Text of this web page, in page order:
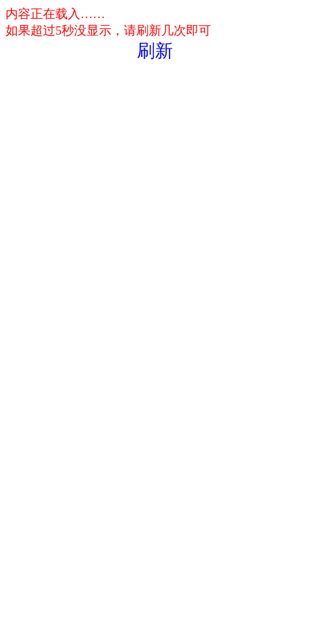
内容正在载入……
如果超过5秒没显示，请刷新几次即可
刷新